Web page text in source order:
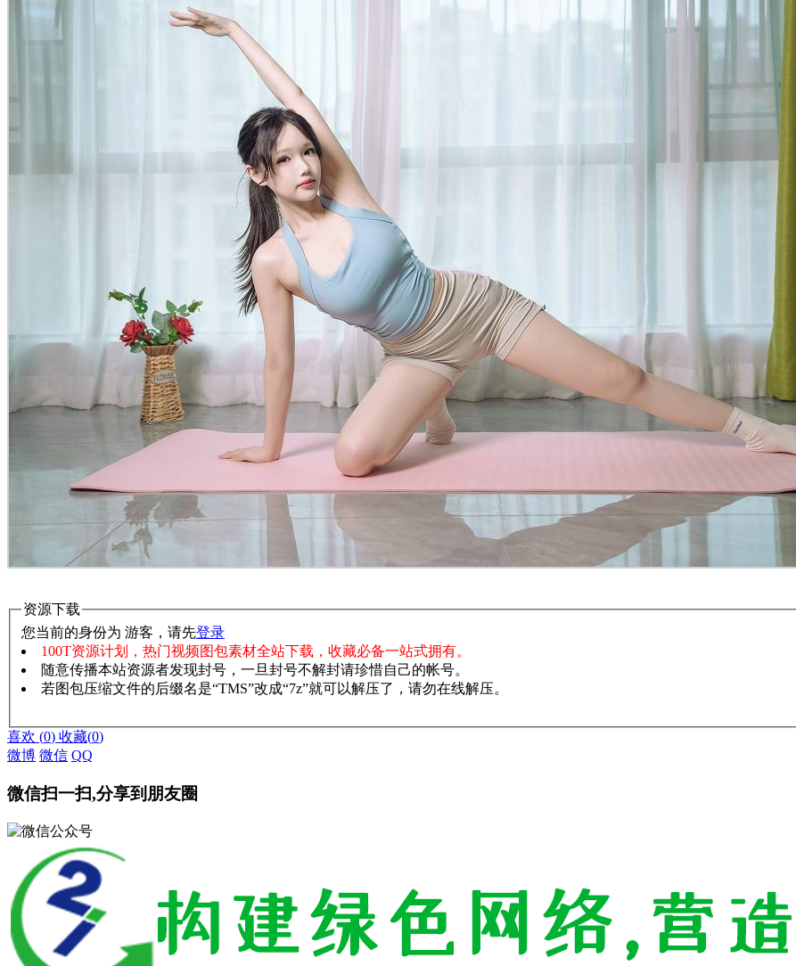
资源下载
您当前的身份为 游客，请先登录
100T资源计划，热门视频图包素材全站下载，收藏必备一站式拥有。
随意传播本站资源者发现封号，一旦封号不解封请珍惜自己的帐号。
若图包压缩文件的后缀名是“TMS”改成“7z”就可以解压了，请勿在线解压。
喜欢 (0) 收藏(0)
微博 微信 QQ
微信扫一扫,分享到朋友圈